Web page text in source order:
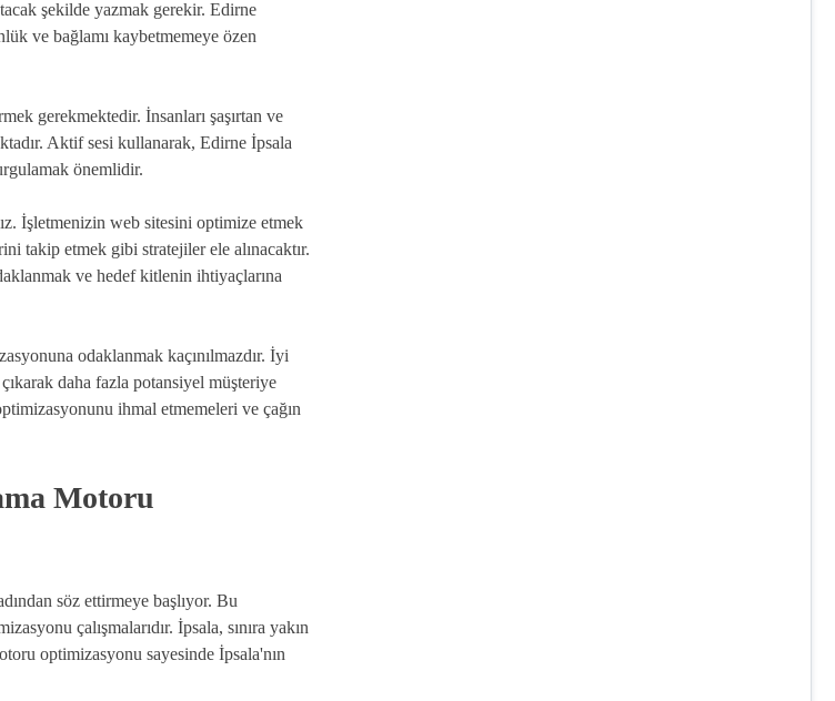
şekilde yazmak gerekir. Edirne
ve bağlamı kaybetmemeye özen
gerekmektedir. İnsanları şaşırtan ve
Aktif sesi kullanarak, Edirne İpsala
önemlidir.
İşletmenizin web sitesini optimize etmek
takip etmek gibi stratejiler ele alınacaktır.
ve hedef kitlenin ihtiyaçlarına
odaklanmak kaçınılmazdır. İyi
daha fazla potansiyel müşteriye
ihmal etmemeleri ve çağın
Motoru
söz ettirmeye başlıyor. Bu
çalışmalarıdır. İpsala, sınıra yakın
optimizasyonu sayesinde İpsala'nın